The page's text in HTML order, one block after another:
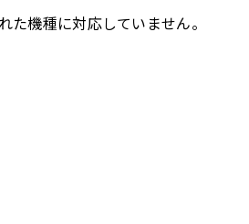
機種に対応していません。